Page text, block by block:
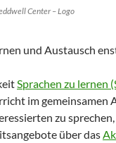
Center – Logo
und Austausch
Sprachen zu lernen
im gemeinsamen
zu
über das